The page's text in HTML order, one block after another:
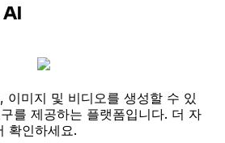
미지 및 비디오를 생성할 수 있
를 제공하는 플랫폼입니다. 더 자
확인하세요.